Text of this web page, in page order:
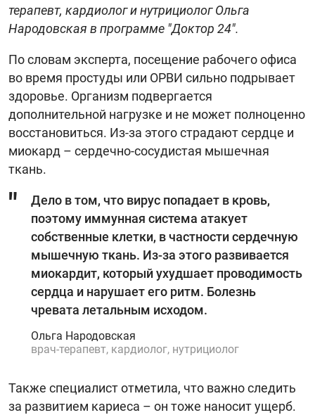
терапевт, кардиолог и нутрициолог Ольга
Народовская в программе "Доктор 24".
По словам эксперта, посещение рабочего офиса
во время простуды или ОРВИ сильно подрывает
здоровье. Организм подвергается
дополнительной нагрузке и не может полноценно
восстановиться. Из-за этого страдают сердце и
миокард – сердечно-сосудистая мышечная
ткань.
Дело в том, что вирус попадает в кровь,
поэтому иммунная система атакует
собственные клетки, в частности сердечную
мышечную ткань. Из-за этого развивается
миокардит, который ухудшает проводимость
сердца и нарушает его ритм. Болезнь
чревата летальным исходом.
Ольга Народовская
врач-терапевт, кардиолог, нутрициолог
Также специалист отметила, что важно следить
за развитием кариеса – он тоже наносит ущерб.